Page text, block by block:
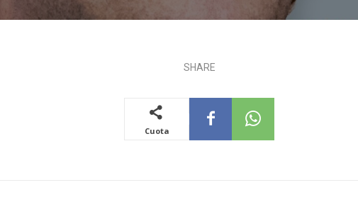
SHARE
Cuota